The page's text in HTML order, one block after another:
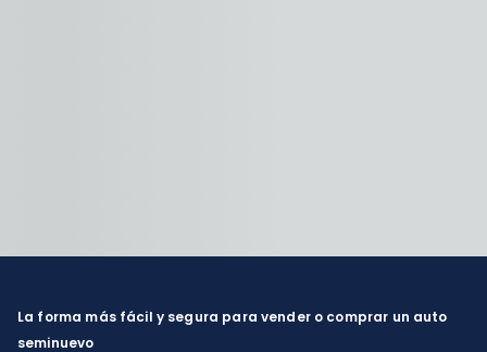
La forma más fácil y segura para vender o comprar un auto
seminuevo